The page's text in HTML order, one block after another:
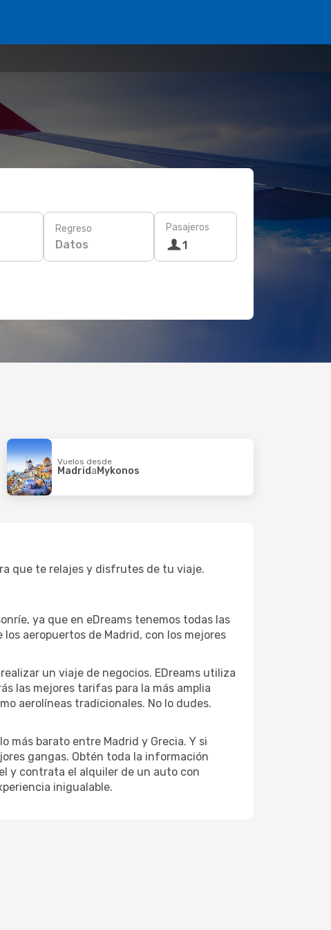
Regreso
Datos
Pasajeros
1
Vuelos desde
MadridaMykonos
que te relajes y disfrutes de tu viaje.
ya que en eDreams tenemos todas las
aeropuertos de Madrid, con los mejores
un viaje de negocios. EDreams utiliza
las mejores tarifas para la más amplia
aerolíneas tradicionales. No lo dudes.
más barato entre Madrid y Grecia. Y si
gangas. Obtén toda la información
y contrata el alquiler de un auto con
inigualable.